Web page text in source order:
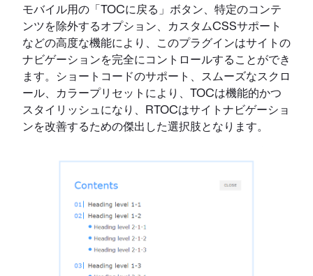
モバイル用の「TOCに戻る」ボタン、特定のコンテ
ンツを除外するオプション、カスタムCSSサポート
などの高度な機能により、このプラグインはサイトの
ナビゲーションを完全にコントロールすることができ
ます。ショートコードのサポート、スムーズなスクロ
ール、カラープリセットにより、TOCは機能的かつ
スタイリッシュになり、RTOCはサイトナビゲーショ
ンを改善するための傑出した選択肢となります。